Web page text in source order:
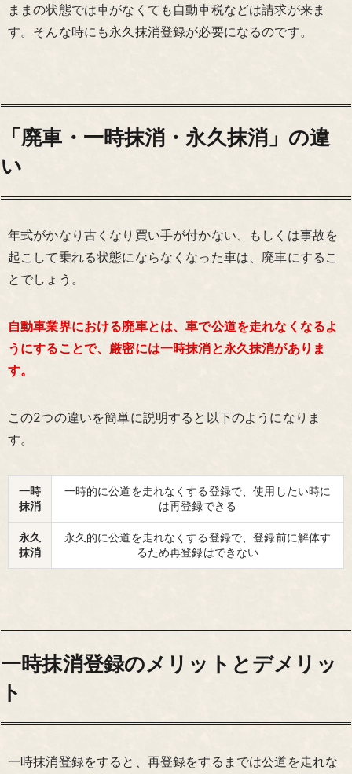
ままの状態では車がなくても自動車税などは請求が来ま
す。そんな時にも永久抹消登録が必要になるのです。
「廃車・一時抹消・永久抹消」の違
い
年式がかなり古くなり買い手が付かない、もしくは事故を
起こして乗れる状態にならなくなった車は、廃車にするこ
とでしょう。
自動車業界における廃車とは、車で公道を走れなくなるよ
うにすることで、厳密には一時抹消と永久抹消がありま
す。
この2つの違いを簡単に説明すると以下のようになりま
す。
一時
抹消
一時的に公道を走れなくする登録で、使用したい時に
は再登録できる
永久
抹消
永久的に公道を走れなくする登録で、登録前に解体す
るため再登録はできない
一時抹消登録のメリットとデメリッ
ト
一時抹消登録をすると、再登録をするまでは公道を走れな